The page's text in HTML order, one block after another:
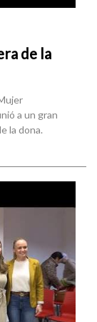
de la
a un gran
la dona.